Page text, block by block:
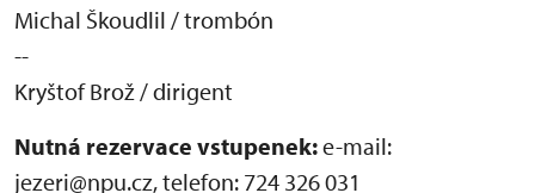
Michal Škoudlil / trombón
--
Kryštof Brož / dirigent
Nutná rezervace vstupenek:e-mail:
jezeri@npu.cz, telefon: 724 326 031